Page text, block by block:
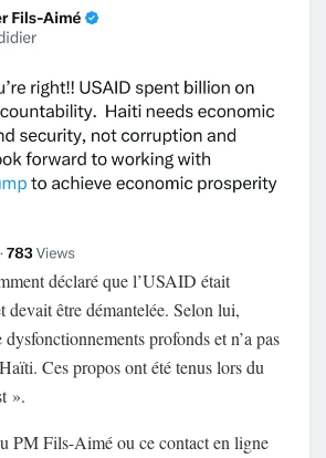
déclaré que l’USAID était
devait être démantelée. Selon lui,
profonds et n’a pas
Ces propos ont été tenus lors du
».
PM Fils-Aimé ou ce contact en ligne